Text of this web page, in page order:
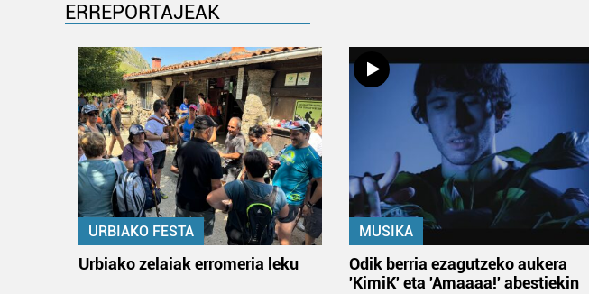
ERREPORTAJEAK
URBIAKO FESTA
Urbiako zelaiak erromeria leku
MUSIKA
Odik berria ezagutzeko aukera
'KimiK' eta 'Amaaaa!' abestiekin